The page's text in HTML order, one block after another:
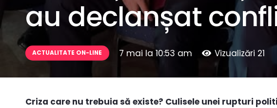
au declanșat
ACTUALITATE ON-LINE 7 mai la 10:53 am Vizualizări 21
Criza care nu trebuia să existe? Culisele unei rupturi